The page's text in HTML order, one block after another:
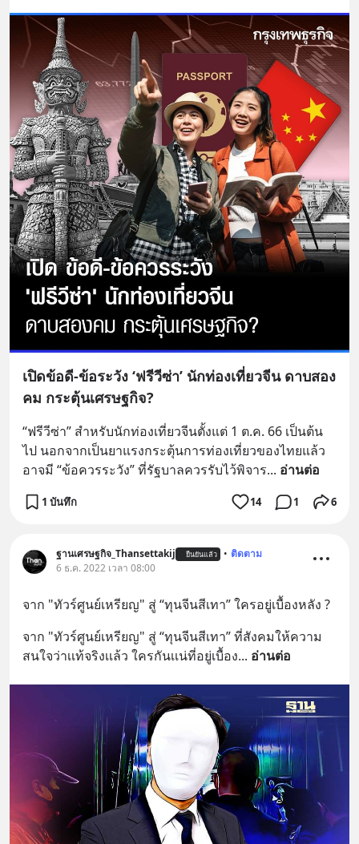
เปิดข้อดี-ข้อระวัง ‘ฟรีวีซ่า’ นักท่องเที่ยวจีน ดาบสอง
คม กระตุ้นเศรษฐกิจ?
“ฟรีวีซ่า” สำหรับนักท่องเที่ยวจีนตั้งแต่ 1 ต.ค. 66 เป็นต้น
ไป นอกจากเป็นยาแรงกระตุ้นการท่องเที่ยวของไทยแล้ว
อาจมี “ข้อควรระวัง” ที่รัฐบาลควรรับไว้พิจาร... อ่านต่อ
1 บันทึก 14 1 6
ฐานเศรษฐกิจ_Thansettakij ยืนยันแล้ว • ติดตาม
6 ธ.ค. 2022 เวลา 08:00
จาก "ทัวร์ศูนย์เหรียญ" สู่ “ทุนจีนสีเทา” ใครอยู่เบื้องหลัง ?
จาก "ทัวร์ศูนย์เหรียญ" สู่ “ทุนจีนสีเทา” ที่สังคมให้ความ
สนใจว่าเเท้จริงเเล้ว ใครกันเเน่ที่อยู่เบื้อง... อ่านต่อ